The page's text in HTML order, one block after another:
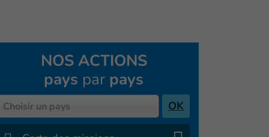
NOS ACTIONS
pays par pays
Choisir un pays OK